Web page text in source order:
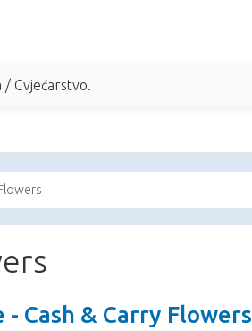
/ Cvjećarstvo.
- Cash & Carry Flowers